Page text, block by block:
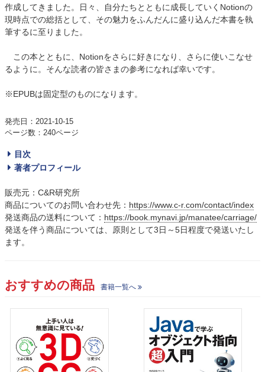
作成してきました。日々、自分たちとともに成長していくNotionの
現時点での総括として、その魅力をふんだんに盛り込んだ本書を執
筆するに至りました。
この本とともに、Notionをさらに好きになり、さらに使いこなせ
るように。そんな読者の皆さまの参考になれば幸いです。
※EPUBは固定型のものになります。
発売日：2021-10-15
ページ数：240ページ
目次
著者プロフィール
販売元：C&R研究所
商品についてのお問い合わせ先： https://www.c-r.com/contact/index
発送商品の送料について： https://book.mynavi.jp/manatee/carriage/
発送を伴う商品については、原則として3日～5日程度で発送いたし
ます。
おすすめの商品 書籍一覧へ